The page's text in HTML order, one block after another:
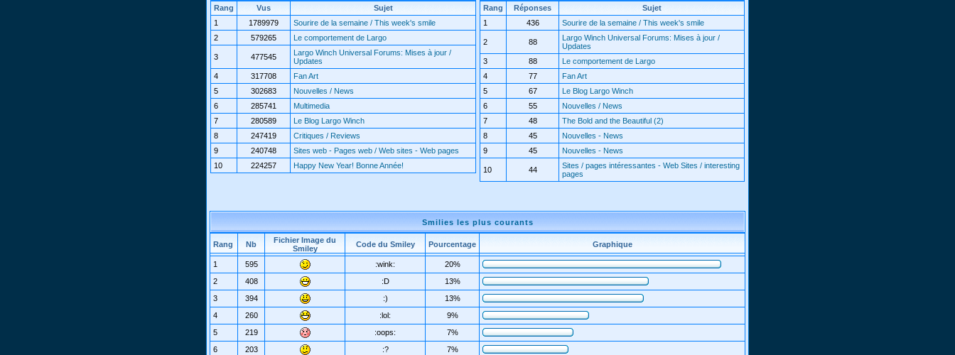
Rang Vus
Sujet
1
1789979
Sourire de la semaine / This week's smile
2
579265 Le comportement de Largo
3 477545
Largo Winch Universal Forums: Mises à jour /
Updates
4
317708
Fan Art
5
302683
Nouvelles / News
6
285741
Multimedia
7
280589
Le Blog Largo Winch
8
247419
Critiques / Reviews
9
240748
Sites web - Pages web / Web sites - Web pages
10
224257 Happy New Year! Bonne Année!
Rang Réponses
Sujet
1
436 Sourire de la semaine / This week's smile
2 88
Largo Winch Universal Forums: Mises à jour /
Updates
3
88
Le comportement de Largo
4
77
Fan Art
5
67
Le Blog Largo Winch
6
55
Nouvelles / News
7
48
The Bold and the Beautiful (2)
8
45
Nouvelles - News
9
45 Nouvelles - News
10 44
Sites / pages intéressantes - Web Sites / interesting
pages
Smilies les plus courants
Rang Nb
Fichier Image du
Smiley
Code du Smiley Pourcentage Graphique
1 595 :wink:
20%
2
408 :D
13%
3
394 :)
13%
4
260 :lol:
9%
5
219 :oops:
7%
6
203 :? 7%